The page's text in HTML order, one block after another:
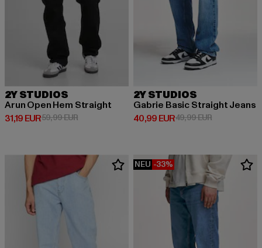
2Y STUDIOS
Arun Open Hem Straight
31,19 EUR
Derzeitiger Preis: 31,19 EUR
59,99 EURAktionspreis: 59,99 EUR
2Y STUDIOS
Gabrie Basic Straight Jeans
40,99 EUR
Derzeitiger Preis: 40,99 EUR
49,99 EURAktionspreis:
NEU -33%